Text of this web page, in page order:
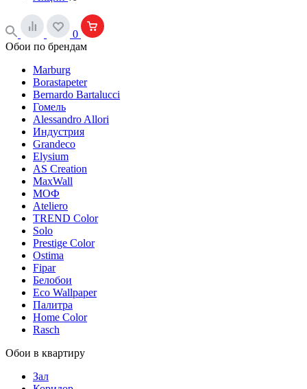
0
Обои по брендам
Marburg
Borastapeter
Bernardo Bartalucci
Гомель
Alessandro Allori
Индустрия
Grandeco
Elysium
AS Creation
MaxWall
МОФ
Ateliero
TREND Color
Solo
Prestige Color
Ostima
Fipar
Белобои
Eco Wallpaper
Палитра
Home Color
Rasch
Обои в квартиру
Зал